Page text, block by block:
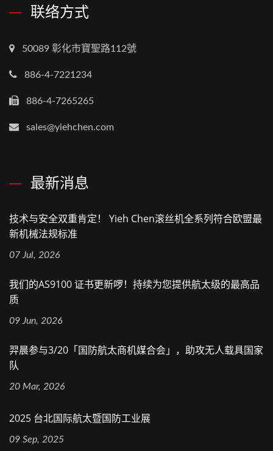
联络方式
50089 彰化市寶聖路112號
886-4-7221234
886-4-7265265
sales@yiehchen.com
最新消息
技术与安全双重肯定！ Yieh Chen滚丝机全系列符合欧盟最
新机械法规标准
07 Jul, 2026
我们的AS9100 证书更新啰！持续为您提供航太级的最高品
质
09 Jun, 2026
羿晨参与3/20「国防航太商机媒合会」，助攻无人载具国家
队
20 Mar, 2026
2025 台北国际航太暨国防工业展
09 Sep, 2025